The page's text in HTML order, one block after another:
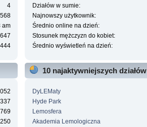
4
568
am
647
Działów w sumie:
Najnowszy użytkownik:
Średnio online na dzień:
Stosunek mężczyzn do kobiet:
Średnio wyświetleń na dzień:
10 najaktywniejszych działów
DyLEMaty
Hyde Park
Lemosfera
Akademia Lemologiczna